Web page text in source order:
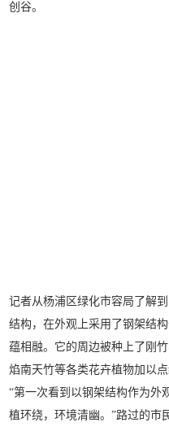
创谷。
记者从杨浦区绿化市容局了解
结构，在外观上采用了钢架结
蕴相融。它的周边被种上了刚
焰南天竹等各类花卉植物加以
“第一次看到以钢架结构作为外
植环绕，环境清幽。”路过的市